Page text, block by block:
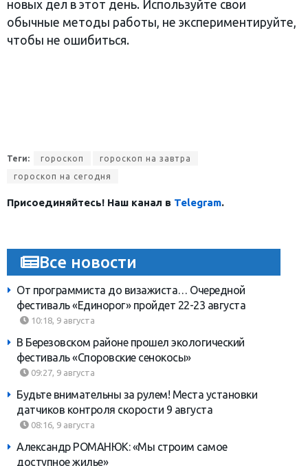
новых дел в этот день. Используйте свои
обычные методы работы, не экспериментируйте,
чтобы не ошибиться.
Теги: гороскоп
гороскоп на завтра
гороскоп на сегодня
Присоединяйтесь! Наш канал в Telegram.
Все новости
От программиста до визажиста… Очередной
фестиваль «Единорог» пройдет 22-23 августа
10:18, 9 августа
В Березовском районе прошел экологический
фестиваль «Споровские сенокосы»
09:27, 9 августа
Будьте внимательны за рулем! Места установки
датчиков контроля скорости 9 августа
08:16, 9 августа
Александр РОМАНЮК: «Мы строим самое
доступное жилье»